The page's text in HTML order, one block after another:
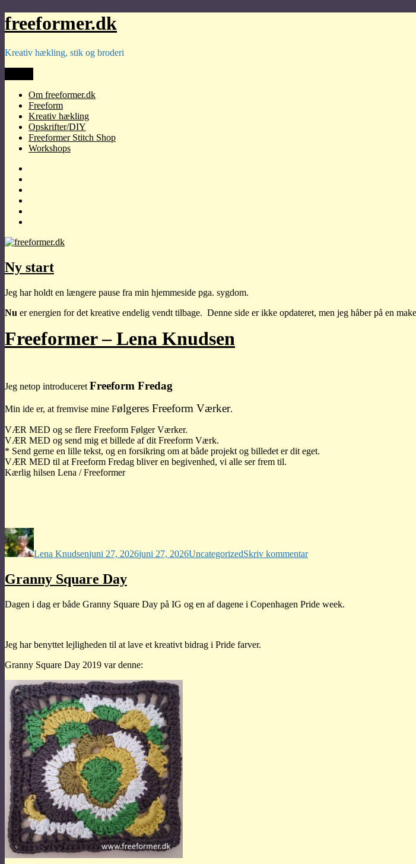
Videre
til
freeformer.dk
Kreativ hækling, stik og broderi
Om freeformer.dk
Freeform
Kreativ hækling
Opskrifter/DIY
Freeformer Stitch Shop
Workshops
Ny start
Jeg har holdt en længere pause fra min hjemmeside pga. sygdom.
Nu er energien for det kreative endelig vendt tilbage. Denne side er ikke opdateret, men jeg håber på en
Freeformer – Lena Knudsen
Jeg netop introduceret Freeform Fredag
Min ide er, at fremvise mine Følgeres Freeform Værker.
VÆR MED og se flere Freeform Følger Værker.
VÆR MED og send mig et billede af dit Freeform Værk.
* Send gerne en lille tekst, og en forsikring om at både projekt og billedet er dit eget.
VÆR MED til at Freeform Fredag bliver en begivenhed, vi alle ser frem til.
Kærlig hilsen Lena / Freeformer
Forfatter
Lena Knudsenjuni 27, 2026juni 27, 2026UncategorizedSkriv kommentarstart
Granny Square Day
Dagen i dag er både Granny Square Day på IG og en af dagene i Copenhagen Pride week.
Jeg har benyttet lejligheden til at lave et kreativt bidrag i Pride farver.
Granny Square Day 2019 var denne: